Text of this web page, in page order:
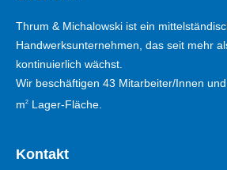
Thrum & Michalowski ist ein
Handwerksunternehmen, das seit mehr
kontinuierlich wächst.
Wir beschäftigen 43 Mitarbeiter/Innen
m2 Lager-Fläche.
Kontakt